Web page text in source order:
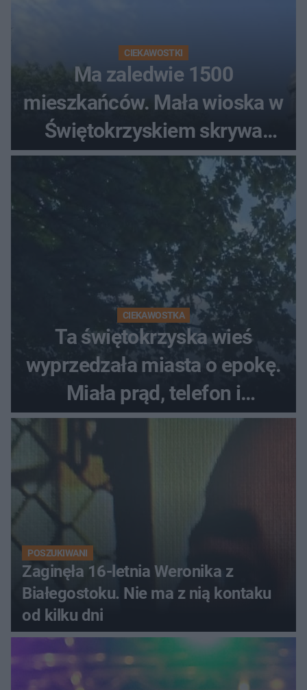
CIEKAWOSTKI
Ma zaledwie 1500
mieszkańców. Mała wioska w
Świętokrzyskiem skrywa
zabytki, bywał tu nawet król
CIEKAWOSTKA
Ta świętokrzyska wieś
wyprzedzała miasta o epokę.
Miała prąd, telefon i
luksusowe auto
POSZUKIWANI
Zaginęła 16-letnia Weronika z
Białegostoku. Nie ma z nią kontaku
od kilku dni